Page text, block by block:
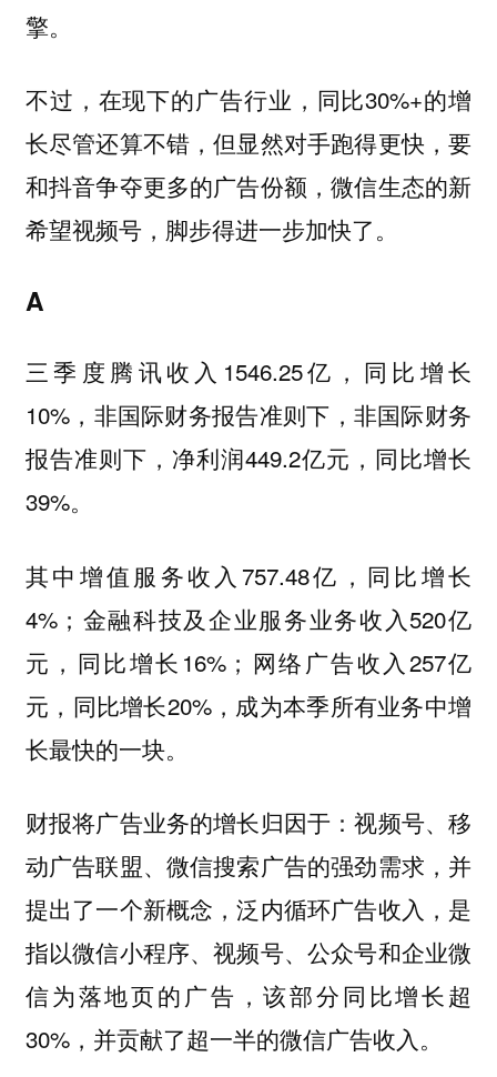
擎。
不过，在现下的广告行业，同比30%+的增
长尽管还算不错，但显然对手跑得更快，要
和抖音争夺更多的广告份额，微信生态的新
希望视频号，脚步得进一步加快了。
A
三季度腾讯收入1546.25亿，同比增长
10%，非国际财务报告准则下，非国际财务
报告准则下，净利润449.2亿元，同比增长
39%。
其中增值服务收入757.48亿，同比增长
4%；金融科技及企业服务业务收入520亿
元，同比增长16%；网络广告收入257亿
元，同比增长20%，成为本季所有业务中增
长最快的一块。
财报将广告业务的增长归因于：视频号、移
动广告联盟、微信搜索广告的强劲需求，并
提出了一个新概念，泛内循环广告收入，是
指以微信小程序、视频号、公众号和企业微
信为落地页的广告，该部分同比增长超
30%，并贡献了超一半的微信广告收入。